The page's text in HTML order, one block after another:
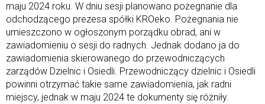
maju 2024 roku. W dniu sesji planowano pożegnanie dla
odchodzącego prezesa spółki KROeko. Pożegnania nie
umieszczono w ogłoszonym porządku obrad, ani w
zawiadomieniu o sesji do radnych. Jednak dodano ja do
zawiadomienia skierowanego do przewodniczących
zarządów Dzielnic i Osiedli. Przewodniczący dzielnic i Osiedli
powinni otrzymać takie same zawiadomienia, jak radni
miejscy, jednak w maju 2024 te dokumenty się różniły.